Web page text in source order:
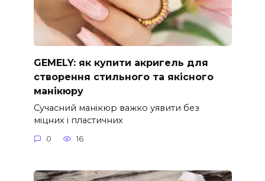
GEMELY: як купити акригель для
створення стильного та якісного
манікюру
Сучасний манікюр важко уявити без
міцних і пластичних
0 16